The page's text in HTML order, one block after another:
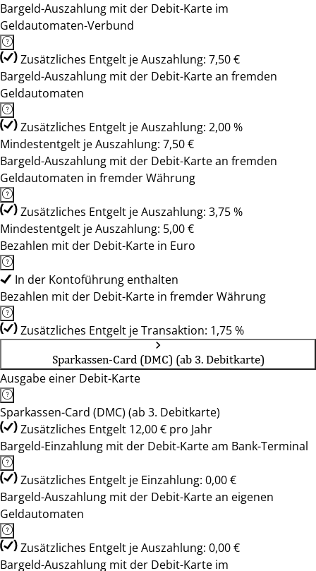
Bargeld-Auszahlung mit der Debit-Karte im
Geldautomaten-Verbund
Zusätzliches Entgelt je Auszahlung: 7,50 €
Bargeld-Auszahlung mit der Debit-Karte an fremden
Geldautomaten
Zusätzliches Entgelt je Auszahlung: 2,00 %
Mindestentgelt je Auszahlung: 7,50 €
Bargeld-Auszahlung mit der Debit-Karte an fremden
Geldautomaten in fremder Währung
Zusätzliches Entgelt je Auszahlung: 3,75 %
Mindestentgelt je Auszahlung: 5,00 €
Bezahlen mit der Debit-Karte in Euro
In der Kontoführung enthalten
Bezahlen mit der Debit-Karte in fremder Währung
Zusätzliches Entgelt je Transaktion: 1,75 %
Sparkassen-Card (DMC) (ab 3. Debitkarte)
Ausgabe einer Debit-Karte
Sparkassen-Card (DMC) (ab 3. Debitkarte)
Zusätzliches Entgelt 12,00 € pro Jahr
Bargeld-Einzahlung mit der Debit-Karte am Bank-Terminal
Zusätzliches Entgelt je Einzahlung: 0,00 €
Bargeld-Auszahlung mit der Debit-Karte an eigenen
Geldautomaten
Zusätzliches Entgelt je Auszahlung: 0,00 €
Bargeld-Auszahlung mit der Debit-Karte im